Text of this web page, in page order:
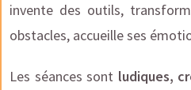
invente des outils,
obstacles, accueille ses
Les séances sont ludiques,